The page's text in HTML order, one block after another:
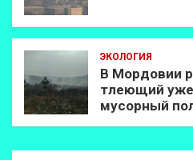
ЭКОЛОГИЯ
В Мордовии
тлеющий уже
мусорный